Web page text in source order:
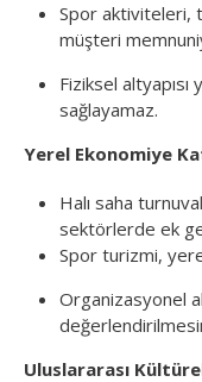
Spor aktiviteleri,
müşteri
Fiziksel
sağlayamaz.
Yerel Ekonomiye
Halı saha
sektörlerde ek
Spor turizmi,
Organizasyonel
Uluslararası